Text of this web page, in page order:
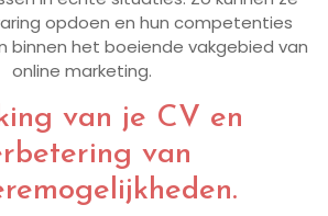
opdoen en hun competenties
binnen het boeiende vakgebied van
online marketing.
van je CV en
van